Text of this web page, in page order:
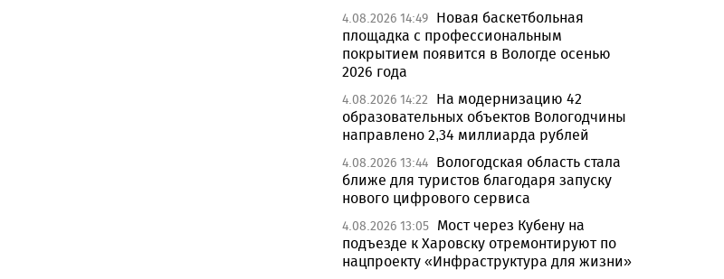
4.08.2026 14:49 Новая баскетбольная
площадка с профессиональным
покрытием появится в Вологде осенью
2026 года
4.08.2026 14:22
На модернизацию 42
образовательных объектов Вологодчины
направлено 2,34 миллиарда рублей
4.08.2026 13:44 Вологодская область стала
ближе для туристов благодаря запуску
нового цифрового сервиса
4.08.2026 13:05 Мост через Кубену на
подъезде к Харовску отремонтируют по
нацпроекту «Инфраструктура для жизни»